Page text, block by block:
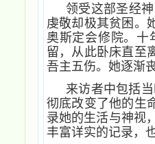
领受这部圣经
虔敬却极其贫困。
奥斯定会修院。十
留，从此卧床直至
吾主五伤。她逐渐
来访者中包括
彻底改变了他的生
录她的生活与神视
丰富详实的记录，